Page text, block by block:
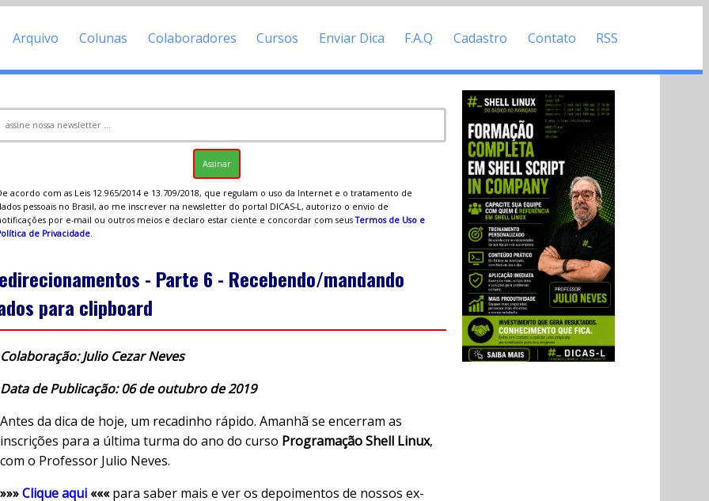
Arquivo Colunas Colaboradores Cursos Enviar Dica F.A.Q Cadastro Contato RSS
acordo com as Leis 12.965/2014 e 13.709/2018, que regulam o uso da Internet e o tratamento de
pessoais no Brasil, ao me inscrever na newsletter do portal DICAS-L, autorizo o envio de
por e-mail ou outros meios e declaro estar ciente e concordar com seusTermos de Uso e
de Privacidade.
- Parte 6 - Recebendo/mandando
para clipboard
Colaboração: Julio Cezar Neves
Data de Publicação: 06 de outubro de 2019
Antes da dica de hoje, um recadinho rápido. Amanhã se encerram as
inscrições para a última turma do ano do curso Programação Shell Linux,
com o Professor Julio Neves.
»»»Clique aqui «««para saber mais e ver os depoimentos de nossos ex-